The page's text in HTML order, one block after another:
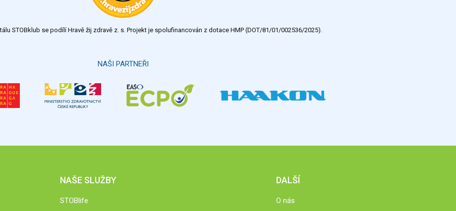
STOBklub se podílí Hravě žij zdravě z. s. Projekt je spolufinancován z dotace HMP (DOT/81/01/002536/2025).
NAŠI PARTNEŘI
NAŠE SLUŽBY
STOBlife
DALŠÍ
O nás